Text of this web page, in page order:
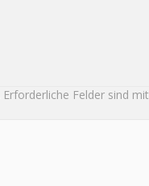
Erforderliche Felder sind mit